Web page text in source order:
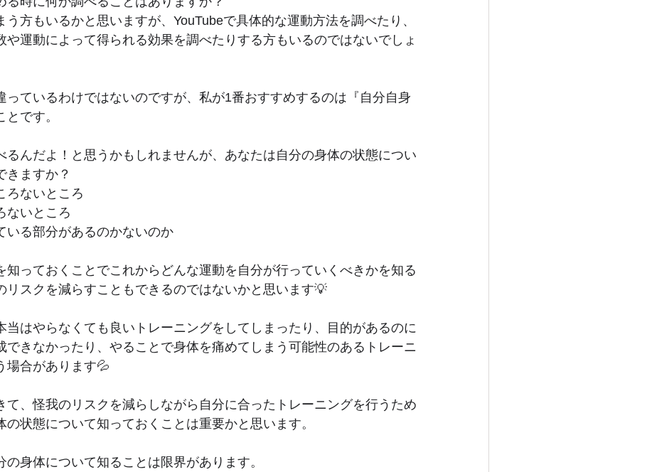
う方もいるかと思いますが、YouTubeで具体的な運動方法を調べたり、
や運動によって得られる効果を調べたりする方もいるのではないでしょ
っているわけではないのですが、私が1番おすすめするのは『自分自身
です。
るんだよ！と思うかもしれませんが、あなたは自分の身体の状態につい
きますか？
ろないところ
ないところ
いる部分があるのかないのか
知っておくことでこれからどんな運動を自分が行っていくべきかを知る
リスクを減らすこともできるのではないかと思います💡
当はやらなくても良いトレーニングをしてしまったり、目的があるのに
できなかったり、やることで身体を痛めてしまう可能性のあるトレーニ
場合があります💦
て、怪我のリスクを減らしながら自分に合ったトレーニングを行うため
の状態について知っておくことは重要かと思います。
の身体について知ることは限界があります。